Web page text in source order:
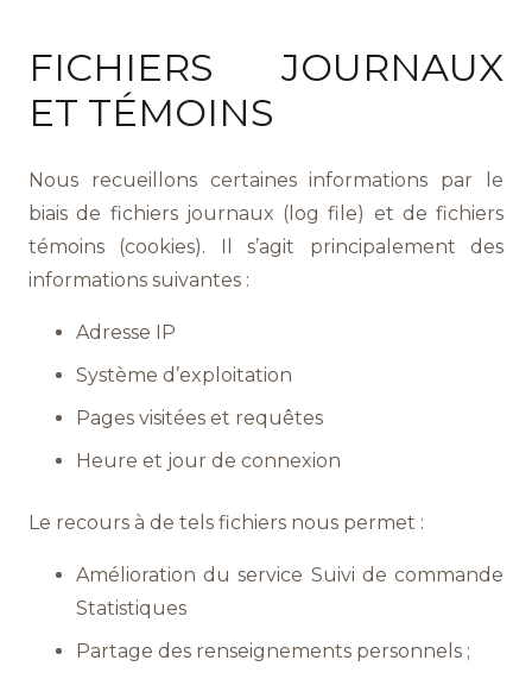
FICHIERS JOURNAUX
ET TÉMOINS
Nous recueillons certaines informations par le
biais de fichiers journaux (log file) et de fichiers
témoins (cookies). Il s’agit principalement des
informations suivantes :
Adresse IP
Système d’exploitation
Pages visitées et requêtes
Heure et jour de connexion
Le recours à de tels fichiers nous permet :
Amélioration du service Suivi de commande
Statistiques
Partage des renseignements personnels ;